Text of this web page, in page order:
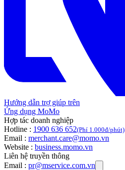
Hướng dẫn trợ giúp trên
Ứng dụng MoMo
Hợp tác doanh nghiệp
Hotline : 1900 636 652(Phí 1.000đ/phút)
Email : merchant.care@momo.vn
Website : business.momo.vn
Liên hệ truyền thông
Email : pr@mservice.com.vn